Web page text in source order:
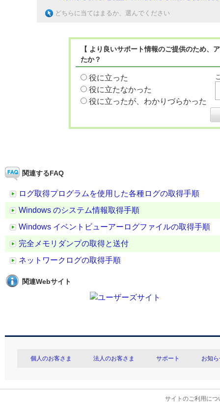
どちらに当てはまるか、選んでください
【 より良いサポート情報のご提供のため
たか？
役に立った
役に立たなかった
役に立ったが、わかりづらかった
関連するFAQ
ログ取得プログラムを使用した各種ログの取得手順
Windows のシステム情報取得手順
Windows イベントビューアーログファイルの取得手順
完全メモリダンプの取得と送付
ネットワークログの取得手順
関連Webサイト
個人のお客さま 法人のお客さま サポート お知
サイトのご利用につ